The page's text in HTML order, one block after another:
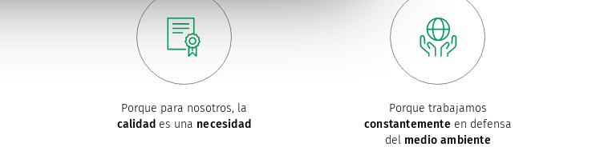
Porque para nosotros, la
calidad es una necesidad
Porque trabajamos
constantementeen defensa
del medio ambiente